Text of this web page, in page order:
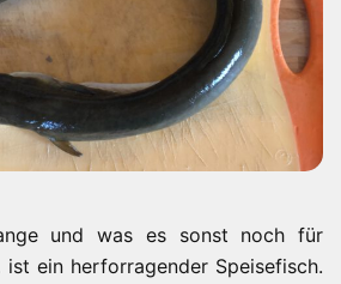
und was es sonst noch für
ein herforragender Speisefisch.